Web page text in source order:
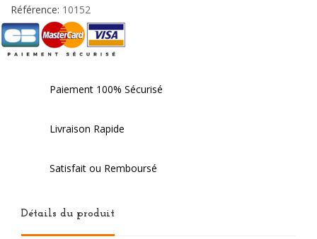
Référence: 10152
Paiement 100% Sécurisé
Livraison Rapide
Satisfait ou Remboursé
Détails du produit